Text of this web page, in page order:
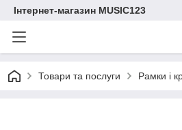
Інтернет-магазин MUSIC123
Товари та послуги Рамки і